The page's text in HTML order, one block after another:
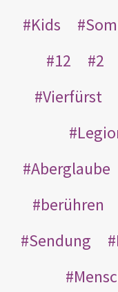
Kids
12
2
Vierfürst
Aberglaube
berühren
Sendung